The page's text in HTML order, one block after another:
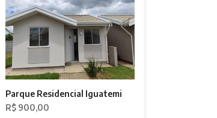
Parque Residencial Iguatemi
R$ 900,00